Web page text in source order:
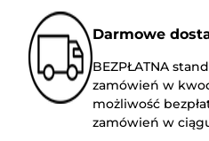
Darmowe
BEZPŁATNA
zamówień w
możliwość
zamówień w